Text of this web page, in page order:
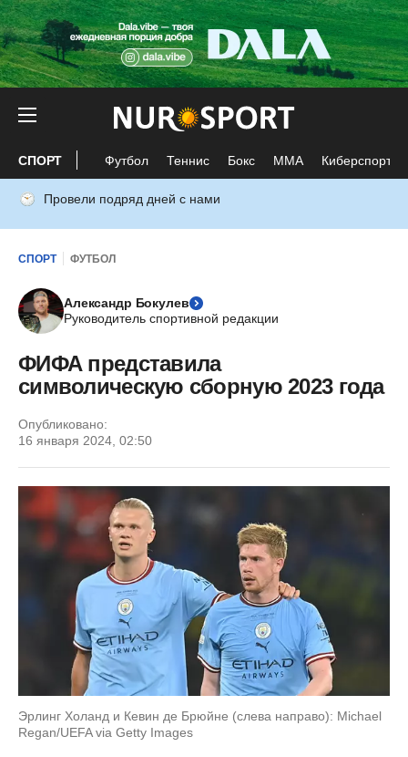
СПОРТ Футбол Теннис Бокс ММА Киберспорт
Провели подряд дней с нами
СПОРТ ФУТБОЛ
Александр Бокулев
Руководитель спортивной редакции
ФИФА представила
символическую сборную 2023 года
Опубликовано:
16 января 2024, 02:50
Эрлинг Холанд и Кевин де Брюйне (слева направо): Michael
Regan/UEFA via Getty Images